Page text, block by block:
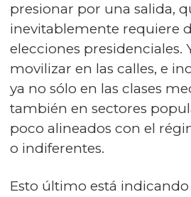
presionar por una salida,
inevitablemente requiere
elecciones presidenciales.
movilizar en las calles, e
ya no sólo en las clases
también en sectores
poco alineados con el
o indiferentes.
Esto último está